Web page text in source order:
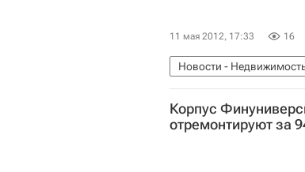
11 мая 2012, 17:33 16
Новости -
Корпус
отремонтируют за